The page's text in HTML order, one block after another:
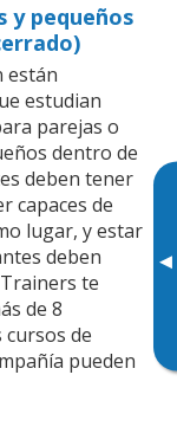
▸
y pequeños
están
estudian
parejas o
dentro de
deben tener
capaces de
lugar, y estar
deben
te
de 8
cursos de
pueden